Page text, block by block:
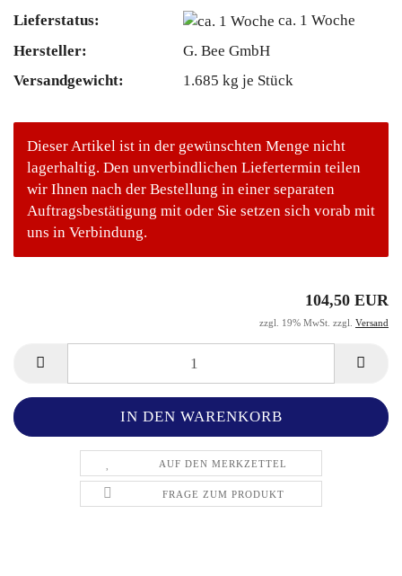
Lieferstatus:
ca. 1 Woche
Hersteller:
G. Bee GmbH
Versandgewicht:
1.685 kg je Stück
Dieser Artikel ist in der gewünschten Menge nicht
lagerhaltig. Den unverbindlichen Liefertermin teilen
wir Ihnen nach der Bestellung in einer separaten
Auftragsbestätigung mit oder Sie setzen sich vorab mit
uns in Verbindung.
104,50 EUR
zzgl. 19% MwSt. zzgl. Versand
AUF DEN MERKZETTEL
FRAGE ZUM PRODUKT